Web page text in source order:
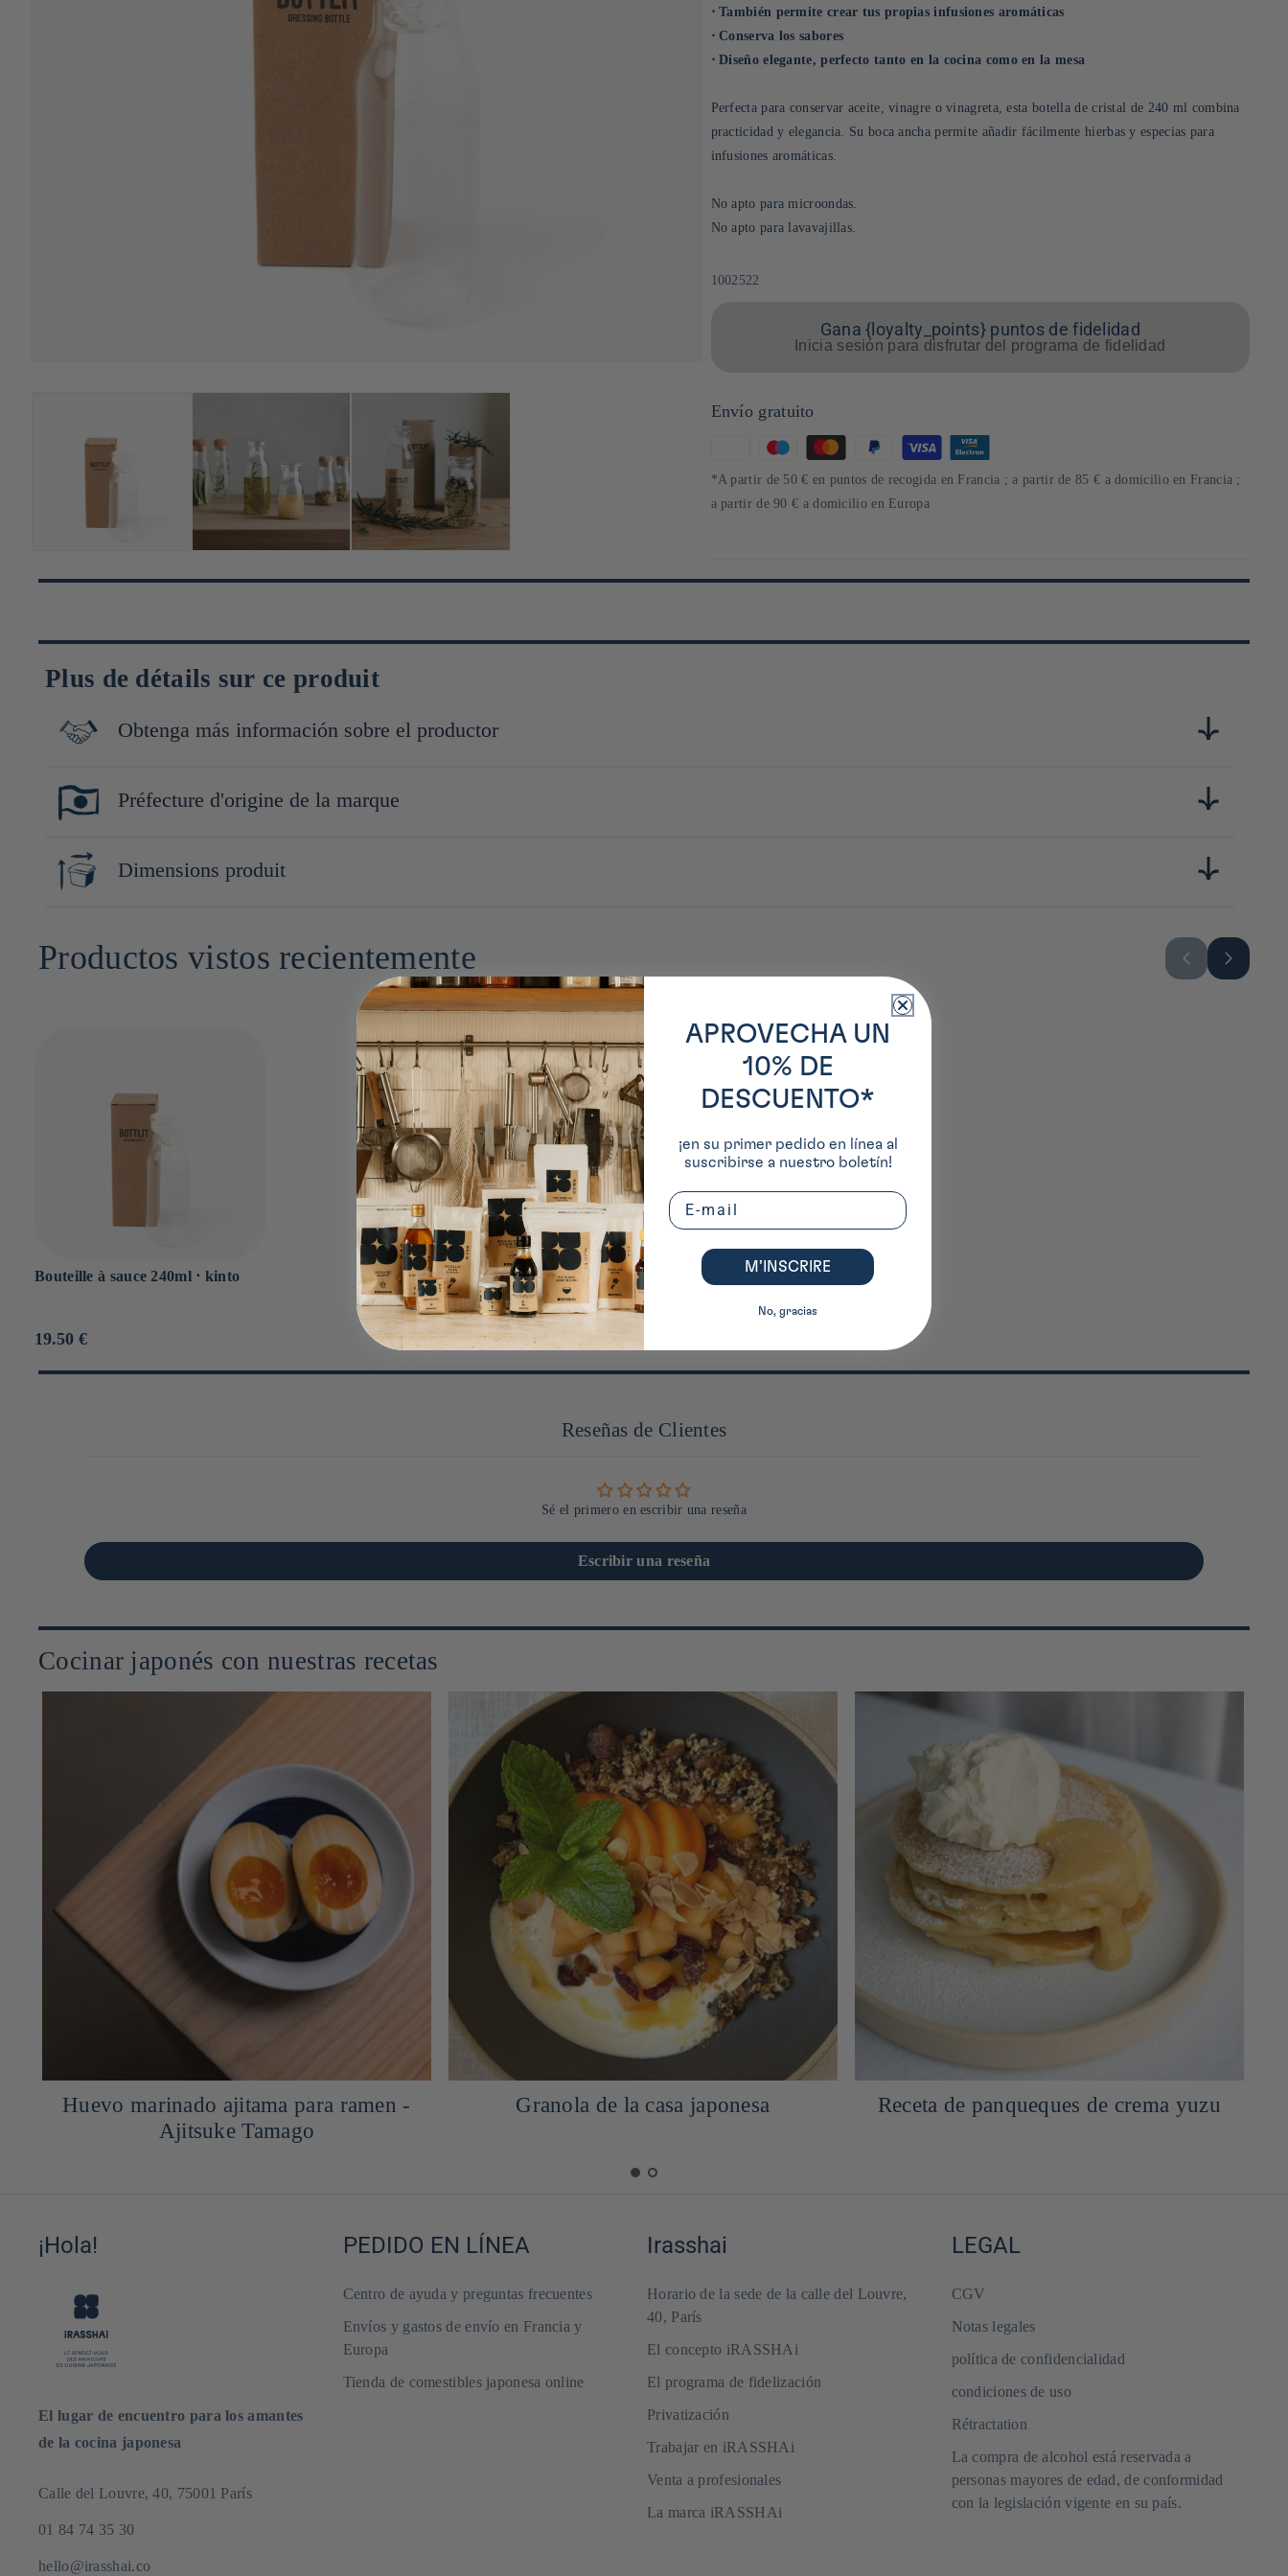
⋅ También permite crear tus propias infusiones aromáticas
⋅ Conserva los sabores
⋅ Diseño elegante, perfecto tanto en la cocina como en la mesa
Perfecta para conservar aceite, vinagre o vinagreta, esta botella de cristal de 240 ml combina
practicidad y elegancia. Su boca ancha permite añadir fácilmente hierbas y especias para
infusiones aromáticas.
No apto para microondas.
No apto para lavavajillas.
SKU:
1002522
Gana {loyalty_points} puntos de fidelidad
Inicia sesión para disfrutar del programa de fidelidad
Envío gratuito
de
*A partir de 50 € en puntos de recogida en Francia ; a partir de 85 € a domicilio en Francia ;
a partir de 90 € a domicilio en Europa
Plus de détails sur ce produit
Obtenga más información sobre el productor
Les produits Kinto, allant de la vaisselle aux accessoires pour le thé et le café, sont conçus avec un sens aigu du détail, où chaque courbe et chaque texture sont pensées pour offrir une expérience
sensorielle unique. La marque se distingue par l'utilisation de matériaux de haute qualité, tels que le verre, la porcelaine, et l'acier inoxydable, qui assurent non seulement une durabilité exceptionnelle,
Ce qui rend Kinto unique, c'est sa capacité à marier la tradition japonaise avec une approche moderne du design.
Préfecture d'origine de la marque
Shiga
Dimensions produit
Productos vistos recientemente
Bouteille à sauce 240ml ⋅ kinto
Prix
19.50 €
Reseñas de Clientes
Sé el primero en escribir una reseña
Escribir una reseña
Cocinar japonés con nuestras recetas
Huevo marinado ajitama para ramen -
Ajitsuke Tamago
Granola de la casa japonesa Receta de panqueques de crema yuzu
¡Hola!
El lugar de encuentro para los amantes
de la cocina japonesa
Calle del Louvre, 40, 75001 París
01 84 74 35 30
hello@irasshai.co
PEDIDO EN LÍNEA
Centro de ayuda y preguntas frecuentes
Envíos y gastos de envío en Francia y
Europa
Tienda de comestibles japonesa online
Irasshai
Horario de la sede de la calle del Louvre,
40, París
El concepto iRASSHAi
El programa de fidelización
Privatización
Trabajar en iRASSHAi
Venta a profesionales
La marca iRASSHAi
LEGAL
CGV
Notas legales
política de confidencialidad
condiciones de uso
Rétractation
La compra de alcohol está reservada a
personas mayores de edad, de conformidad
con la legislación vigente en su país.
APROVECHA UN
10% DE
DESCUENTO*
¡en su primer pedido en línea al
suscribirse a nuestro boletín!
Email
M’INSCRIRE
No, gracias